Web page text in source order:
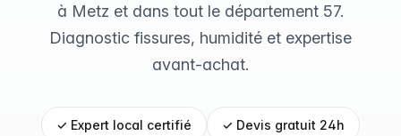
à Metz et dans tout le département 57.
Diagnostic fissures, humidité et expertise
avant-achat.
✓ Expert local certifié ✓ Devis gratuit 24h